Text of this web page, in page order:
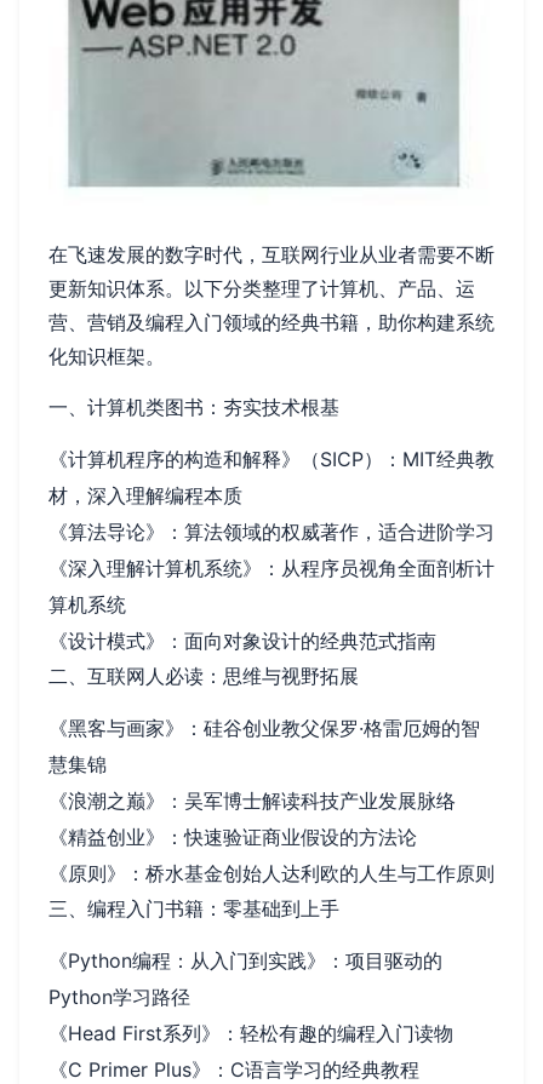
在飞速发展的数字时代，互联网行业从业者需要不断
更新知识体系。以下分类整理了计算机、产品、运
营、营销及编程入门领域的经典书籍，助你构建系统
化知识框架。
一、计算机类图书：夯实技术根基
《计算机程序的构造和解释》（SICP）：MIT经典教
材，深入理解编程本质
《算法导论》：算法领域的权威著作，适合进阶学习
《深入理解计算机系统》：从程序员视角全面剖析计
算机系统
《设计模式》：面向对象设计的经典范式指南
二、互联网人必读：思维与视野拓展
《黑客与画家》：硅谷创业教父保罗·格雷厄姆的智
慧集锦
《浪潮之巅》：吴军博士解读科技产业发展脉络
《精益创业》：快速验证商业假设的方法论
《原则》：桥水基金创始人达利欧的人生与工作原则
三、编程入门书籍：零基础到上手
《Python编程：从入门到实践》：项目驱动的
Python学习路径
《Head First系列》：轻松有趣的编程入门读物
《C Primer Plus》：C语言学习的经典教程